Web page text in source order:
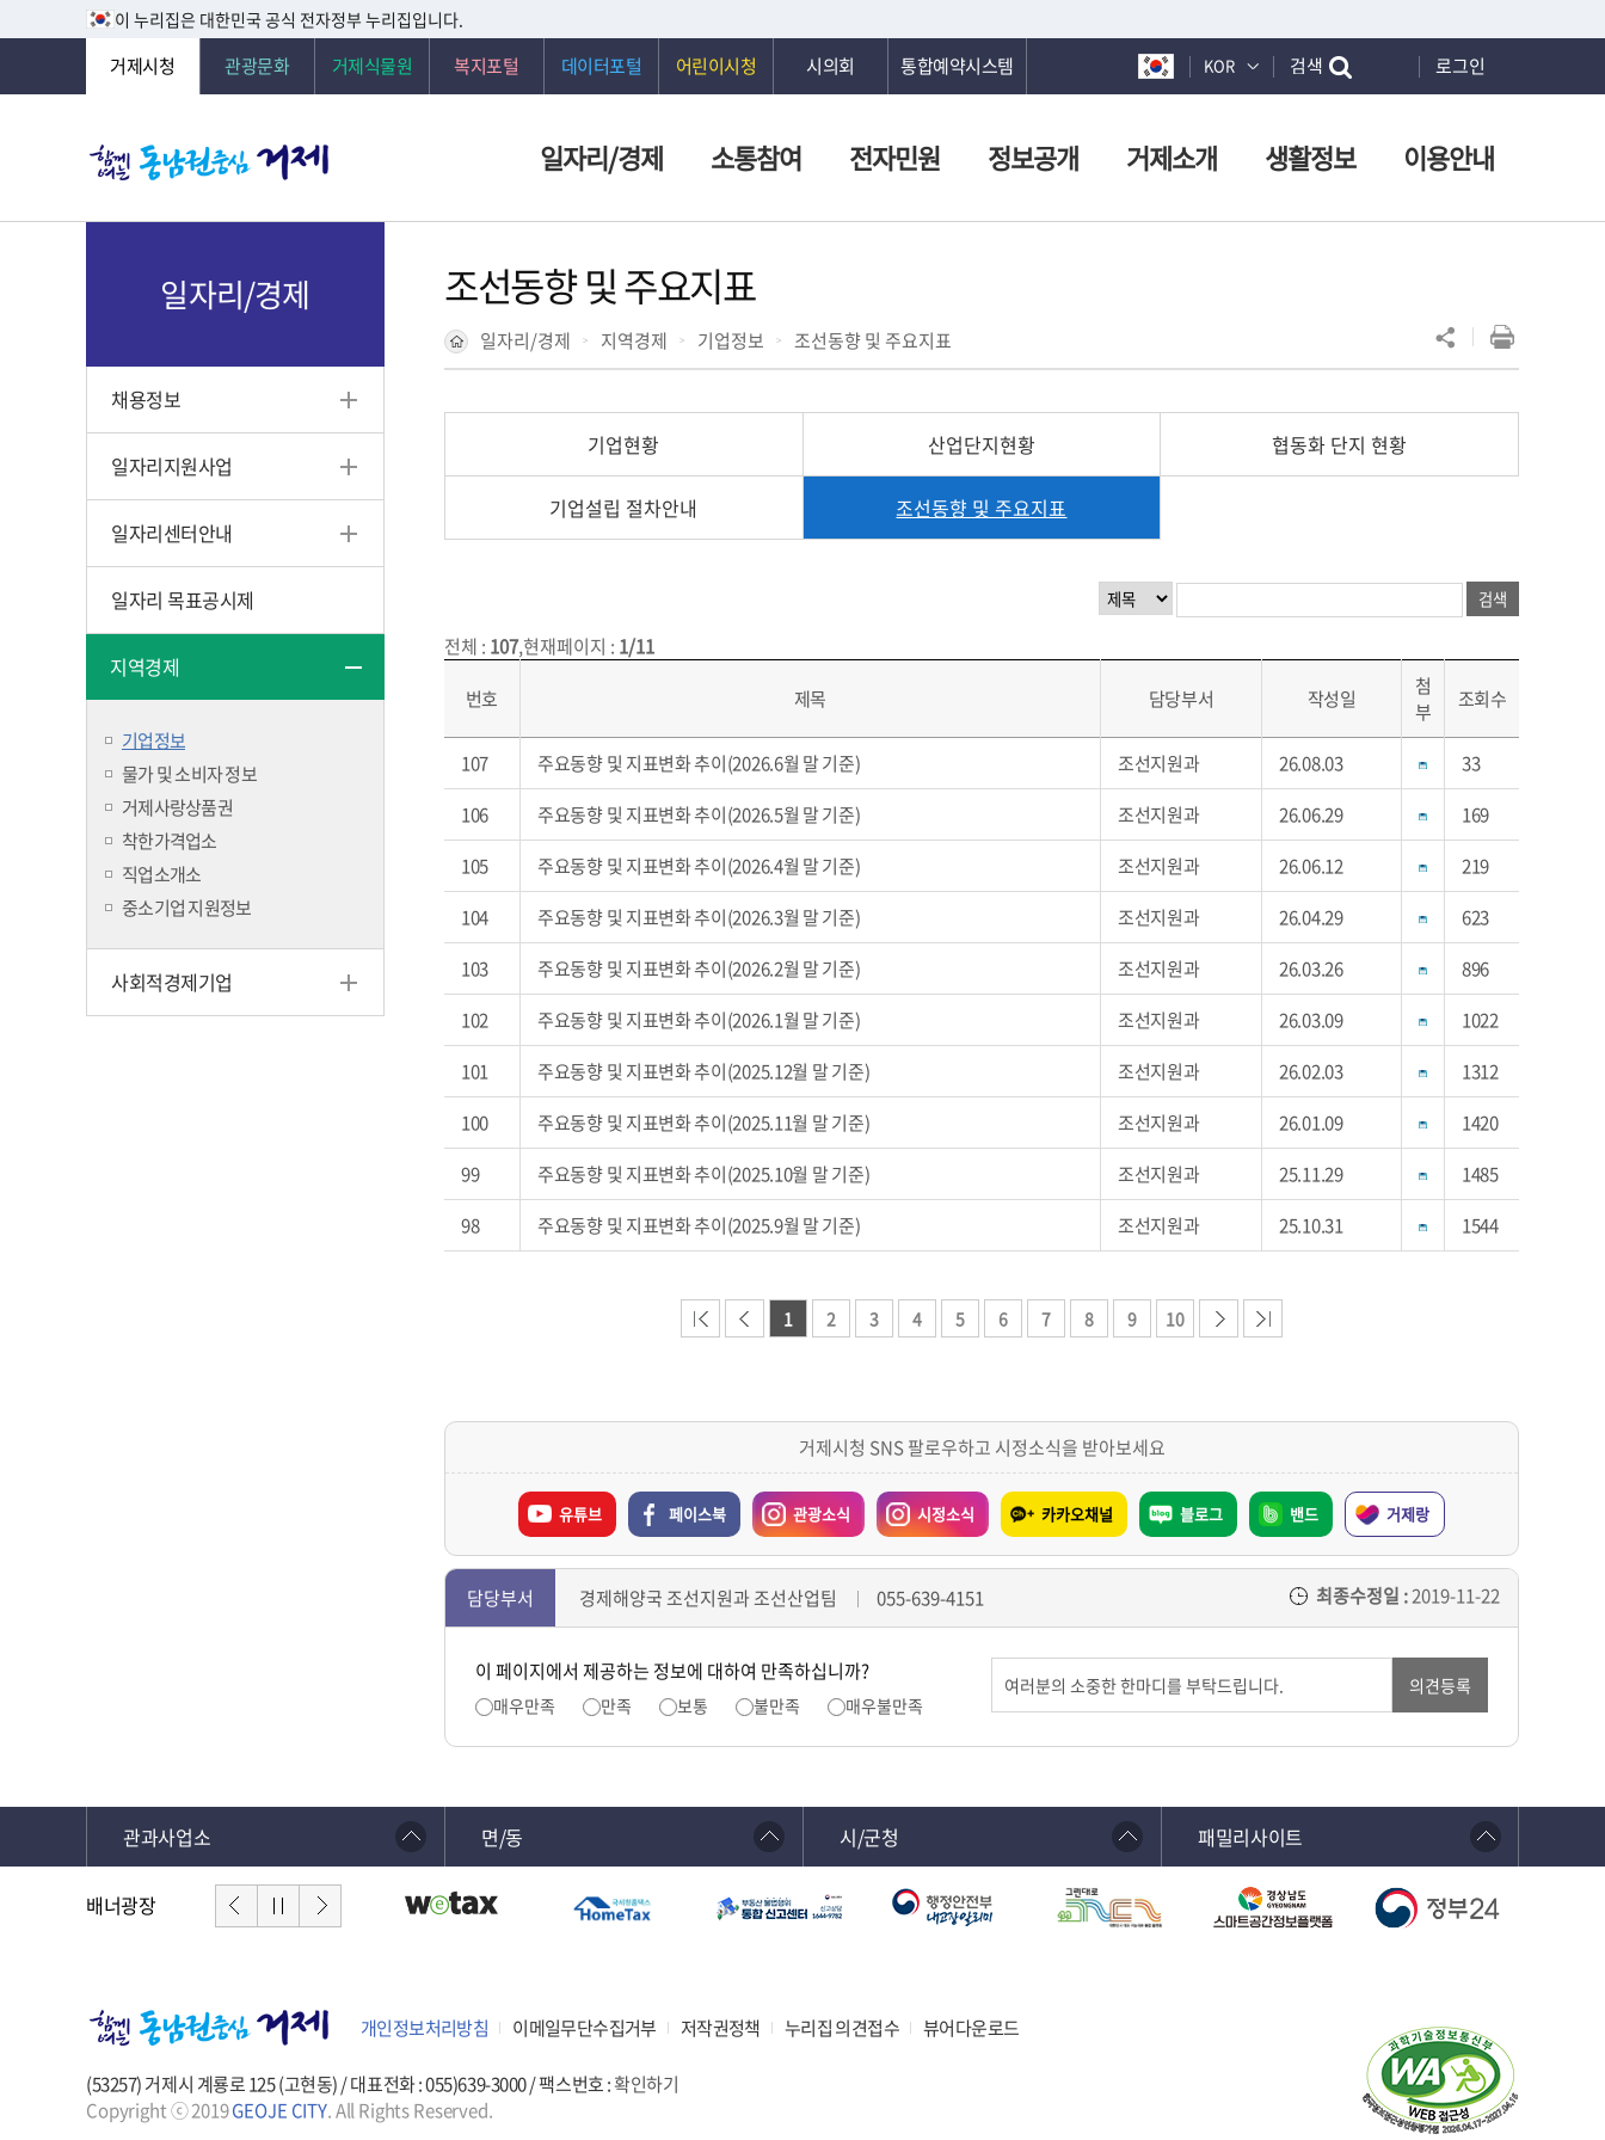
이 누리집은 대한민국 공식 전자정부 누리집입니다.
거제시청 관광문화 거제식물원 복지포털 데이터포털 어린이시청 시의회 통합예약시스템 KOR 검색 로그인
일자리/경제 소통참여 전자민원 정보공개 거제소개 생활정보 이용안내
일자리/경제
채용정보
일자리지원사업
일자리센터안내
일자리 목표공시제
지역경제
기업정보
물가 및 소비자 정보
거제사랑상품권
착한가격업소
직업소개소
중소기업 지원정보
사회적경제기업
조선동향 및 주요지표
일자리/경제 지역경제 기업정보 조선동향 및 주요지표
기업현황 산업단지현황 협동화 단지 현황
기업설립 절차안내 조선동향 및 주요지표
전체 : 107,현재페이지 : 1/11
번호
제목 담당부서 작성일
첨
부
조회수
107 주요동향 및 지표변화 추이(2026.6월 말 기준) 조선지원과 26.08.03
33
106
주요동향 및 지표변화 추이(2026.5월 말 기준) 조선지원과 26.06.29
169
105
주요동향 및 지표변화 추이(2026.4월 말 기준) 조선지원과 26.06.12
219
104
주요동향 및 지표변화 추이(2026.3월 말 기준) 조선지원과 26.04.29
623
103
주요동향 및 지표변화 추이(2026.2월 말 기준) 조선지원과 26.03.26
896
102
주요동향 및 지표변화 추이(2026.1월 말 기준) 조선지원과 26.03.09
1022
101
주요동향 및 지표변화 추이(2025.12월 말 기준) 조선지원과 26.02.03
1312
100
주요동향 및 지표변화 추이(2025.11월 말 기준) 조선지원과 26.01.09
1420
99
주요동향 및 지표변화 추이(2025.10월 말 기준) 조선지원과 25.11.29
1485
98
주요동향 및 지표변화 추이(2025.9월 말 기준) 조선지원과 25.10.31 1544
1 2 3 4 5 6 7 8 9 10
거제시청 SNS 팔로우하고 시정소식을 받아보세요
유튜브 페이스북 관광소식 시정소식 카카오채널 블로그 밴드 거제랑
담당부서 경제해양국 조선지원과 조선산업팀 055-639-4151 최종수정일 :2019-11-22
이 페이지에서 제공하는 정보에 대하여 만족하십니까?
매우만족 만족 보통 불만족 매우불만족
의견등록
관과사업소 면/동 시/군청 패밀리사이트
배너광장
개인정보처리방침 이메일무단수집거부 저작권정책 누리집 의견접수 뷰어다운로드
(53257) 거제시 계룡로 125 (고현동) / 대표전화 : 055)639-3000 / 팩스번호 :확인하기
Copyright ⓒ 2019GEOJE CITY. All Rights Reserved.